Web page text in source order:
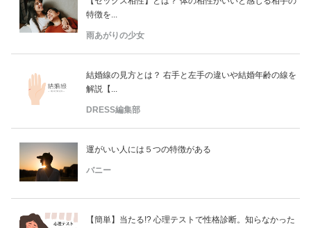
性と愛
特徴を...
雨あがりの少女
結婚線の見方とは？ 右手と左手の違いや結婚年齢の線を
解説【...
DRESS編集部
運がいい人には５つの特徴がある
バニー
【簡単】当たる!? 心理テストで性格診断。知らなかった